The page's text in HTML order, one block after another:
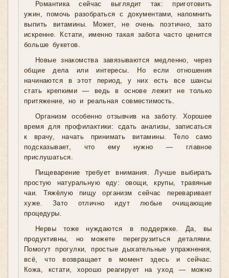
Романтика сейчас выглядит так: приготовить
ужин, помочь разобраться с документами, напомнить
выпить витамины. Может, не очень поэтично, зато
искренне. Кстати, именно такая забота часто ценится
больше букетов.
Новые знакомства завязываются медленно, через
общие дела или интересы. Но если отношения
начинаются в этот период, у них есть все шансы
стать крепкими — ведь в основе лежит не только
притяжение, но и реальная совместимость.
Организм особенно отзывчив на заботу. Хорошее
время для профилактики: сдать анализы, записаться
к врачу, начать принимать витамины. Тело само
подсказывает, что ему нужно — главное
прислушаться.
Пищеварение требует внимания. Лучше выбирать
простую натуральную еду: овощи, крупы, травяные
чаи. Тяжёлую пищу организм сейчас переваривает
хуже. Зато отлично идут любые очищающие
процедуры.
Нервы тоже нуждаются в поддержке. Да, вы
продуктивны, но можете перегрузиться деталями.
Помогут прогулки, простые дыхательные упражнения,
всё, что возвращает в момент здесь и сейчас.
Кожа, кстати, хорошо реагирует на уход — можно